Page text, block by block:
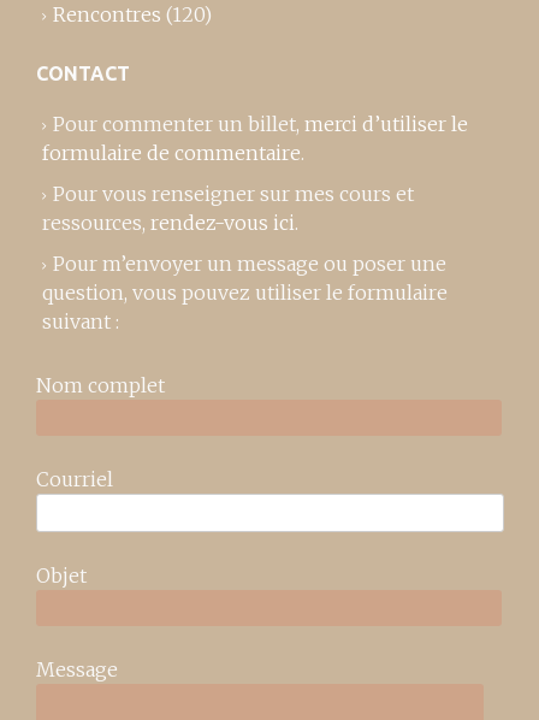
Rencontres (120)
CONTACT
Pour commenter un billet, merci d’utiliser le
formulaire de commentaire.
Pour vous renseigner sur mes cours et
ressources, rendez-vous ici.
Pour m’envoyer un message ou poser une
question, vous pouvez utiliser le formulaire
suivant :
Nom complet
Courriel
Objet
Message